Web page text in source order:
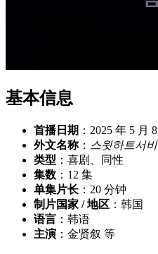
基本信息
首播日期 ：2025 年 5 月
外文名称： 스윗하트서
类型 ：喜剧、同性
集数 ：12 集
单集片长 ：20 分钟
制片国家 / 地区 ：韩国
语言 ：韩语
主演 ：金贤叙 等